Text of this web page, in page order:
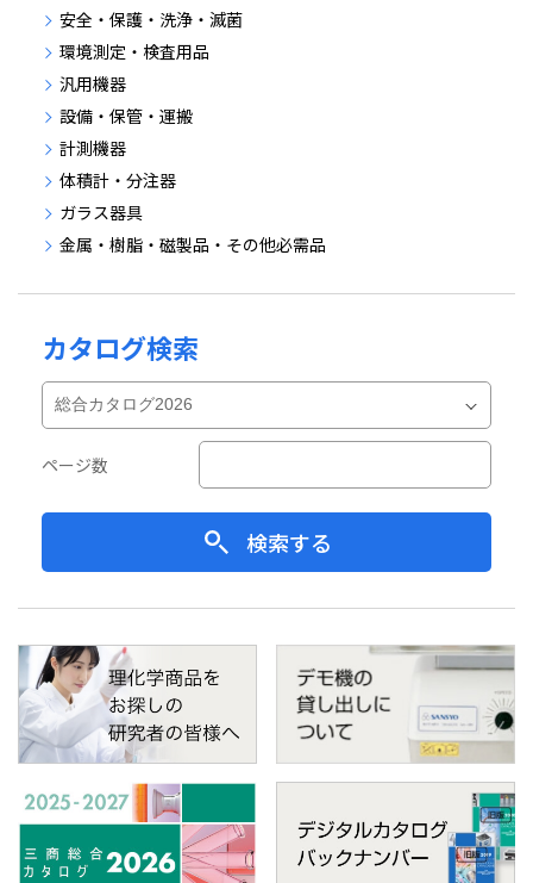
安全・保護・洗浄・滅菌
環境測定・検査用品
汎用機器
設備・保管・運搬
計測機器
体積計・分注器
ガラス器具
金属・樹脂・磁製品・その他必需品
カタログ検索
ページ数
検索する